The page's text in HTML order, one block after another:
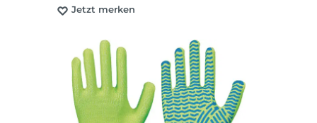
Jetzt merken